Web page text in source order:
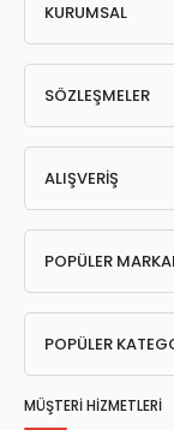
KURUMSAL
SÖZLEŞMELER
ALIŞVERİŞ
POPÜLER
POPÜLER
MÜŞTERİ HİZMETLERİ